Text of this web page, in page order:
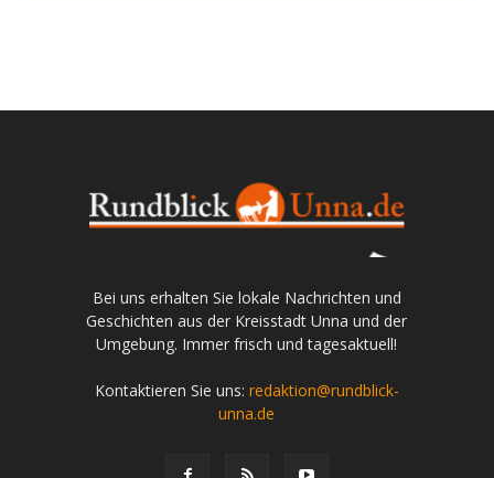
Bei uns erhalten Sie lokale Nachrichten und
Geschichten aus der Kreisstadt Unna und der
Umgebung. Immer frisch und tagesaktuell!
Kontaktieren Sie uns: redaktion@rundblick-
unna.de